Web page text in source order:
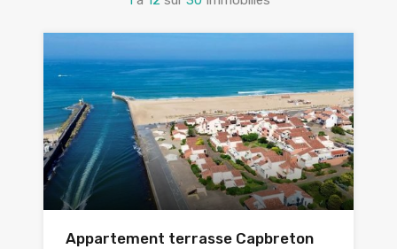
Appartement terrasse Capbreton